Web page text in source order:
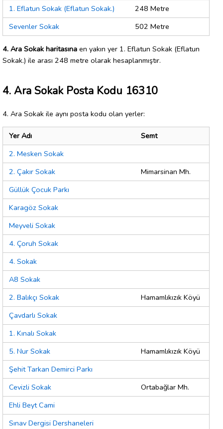
1. Eflatun Sokak (Eflatun Sokak.)
248 Metre
Sevenler Sokak
502 Metre
4. Ara Sokak haritasına en yakın yer 1. Eflatun Sokak (Eflatun
Sokak.) ile arası 248 metre olarak hesaplanmıştır.
4. Ara Sokak Posta Kodu 16310
4. Ara Sokak ile aynı posta kodu olan yerler:
Yer Adı
Semt
2. Mesken Sokak
2. Çakır Sokak
Mimarsinan Mh.
Güllük Çocuk Parkı
Karagöz Sokak
Meyveli Sokak
4. Çoruh Sokak
4. Sokak
A8 Sokak
2. Balıkçı Sokak
Hamamlıkızık Köyü
Çavdarlı Sokak
1. Kınalı Sokak
5. Nur Sokak
Hamamlıkızık Köyü
Şehit Tarkan Demirci Parkı
Cevizli Sokak
Ortabağlar Mh.
Ehli Beyt Cami
Sınav Dergisi Dershaneleri